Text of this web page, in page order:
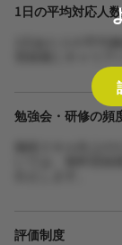
1日の平均対応人数
1日あたりの平均
勉強会・研修の頻
評価制度